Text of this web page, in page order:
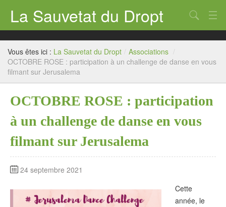
La Sauvetat du Dropt
Accueil
Mairie
Le village
Annuaire Pro
Écoles
Archives
Agenda 2026
Chercher
Vous êtes ici : La Sauvetat du Dropt / Associations /
OCTOBRE ROSE : participation à un challenge de danse en vous
filmant sur Jerusalema
OCTOBRE ROSE : participation
à un challenge de danse en vous
filmant sur Jerusalema
24 septembre 2021
Cette
année, le